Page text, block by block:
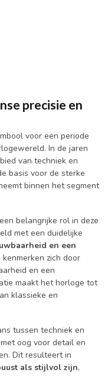
precisie en
voor een periode
In de jaren
van techniek en
basis voor de sterke
binnen het segment
belangrijke rol in deze
met een duidelijke
en een
zich door
en een
maakt het horloge tot
klassieke en
tussen techniek en
oog voor detail en
Dit resulteert in
als stijlvol zijn,